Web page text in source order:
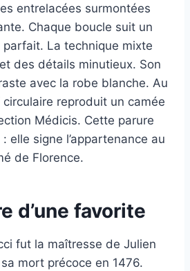
entrelacées surmontées
Chaque boucle suit un
La technique mixte
des détails minutieux. Son
avec la robe blanche. Au
reproduit un camée
Médicis. Cette parure
elle signe l’appartenance au
de Florence.
d’une favorite
fut la maîtresse de Julien
mort précoce en 1476.